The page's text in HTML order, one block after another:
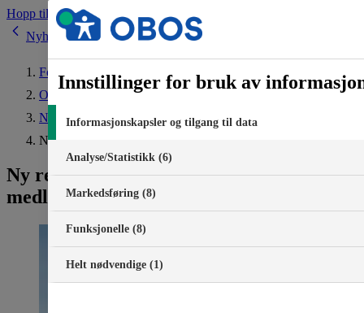
Hopp til innhold
Nyheter
Forside
Om OBOS
Nyheter
Ny rekord: OBOS har nådd 500 000 medlemmer
Ny rekord: OBOS har nådd 500 000
medlemmer
Innstillinger for bruk av
Informasjonskapsler og tilgang til data
Analyse/Statistikk (6)
Markedsføring (8)
Funksjonelle (8)
Helt nødvendige (1)